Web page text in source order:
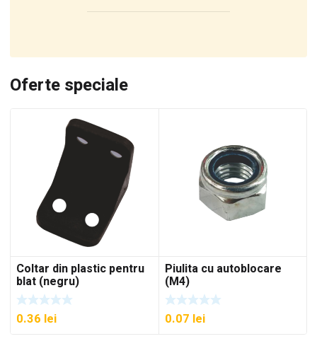
Oferte speciale
Coltar din plastic pentru
blat (negru)
0.36 lei
Piulita cu autoblocare
(M4)
0.07 lei